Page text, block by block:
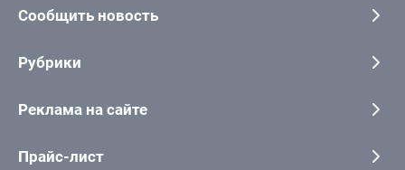
Сообщить новость
Рубрики
Реклама на сайте
Прайс-лист